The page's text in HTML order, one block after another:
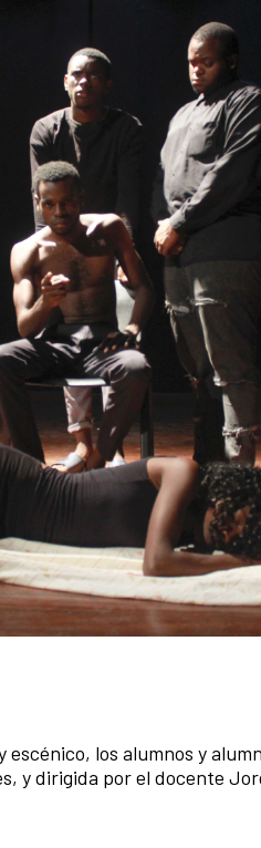
los alumnos y
y dirigida por el docente